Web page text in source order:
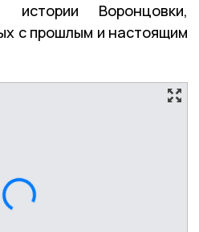
Воронцовки,
с прошлым и настоящим